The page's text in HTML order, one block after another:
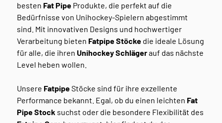
besten Fat Pipe Produkte, die perfekt auf die
Bedürfnisse von Unihockey-Spielern abgestimmt
sind. Mit innovativen Designs und hochwertiger
Verarbeitung bieten Fatpipe Stöcke die ideale Lösung
für alle, die ihren Unihockey Schlägerauf das nächste
Level heben wollen.
Unsere FatpipeStöcke sind für ihre exzellente
Performance bekannt. Egal, ob du einen leichten Fat
Pipe Stock suchst oder die besondere Flexibilität des